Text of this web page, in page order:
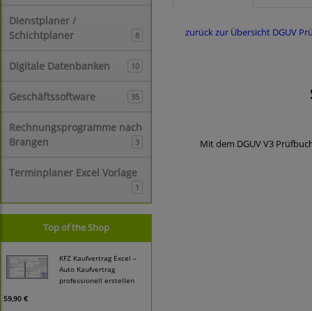
Dienstplaner /
Schichtplaner
8
Digitale Datenbanken 10
Geschäftssoftware 35
Rechnungsprogramme nach
Brangen
3
Terminplaner Excel Vorlage
1
Top of the Shop
KFZ Kaufvertrag Excel –
Auto Kaufvertrag
professionell erstellen
59,90 €
zurück zur Übersicht DGUV
Mit dem DGUV V3